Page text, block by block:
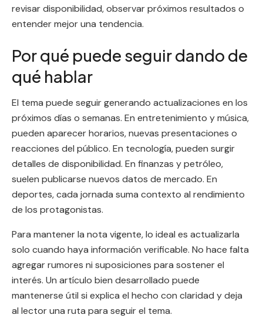
revisar disponibilidad, observar próximos resultados o
entender mejor una tendencia.
Por qué puede seguir dando de
qué hablar
El tema puede seguir generando actualizaciones en los
próximos días o semanas. En entretenimiento y música,
pueden aparecer horarios, nuevas presentaciones o
reacciones del público. En tecnología, pueden surgir
detalles de disponibilidad. En finanzas y petróleo,
suelen publicarse nuevos datos de mercado. En
deportes, cada jornada suma contexto al rendimiento
de los protagonistas.
Para mantener la nota vigente, lo ideal es actualizarla
solo cuando haya información verificable. No hace falta
agregar rumores ni suposiciones para sostener el
interés. Un artículo bien desarrollado puede
mantenerse útil si explica el hecho con claridad y deja
al lector una ruta para seguir el tema.